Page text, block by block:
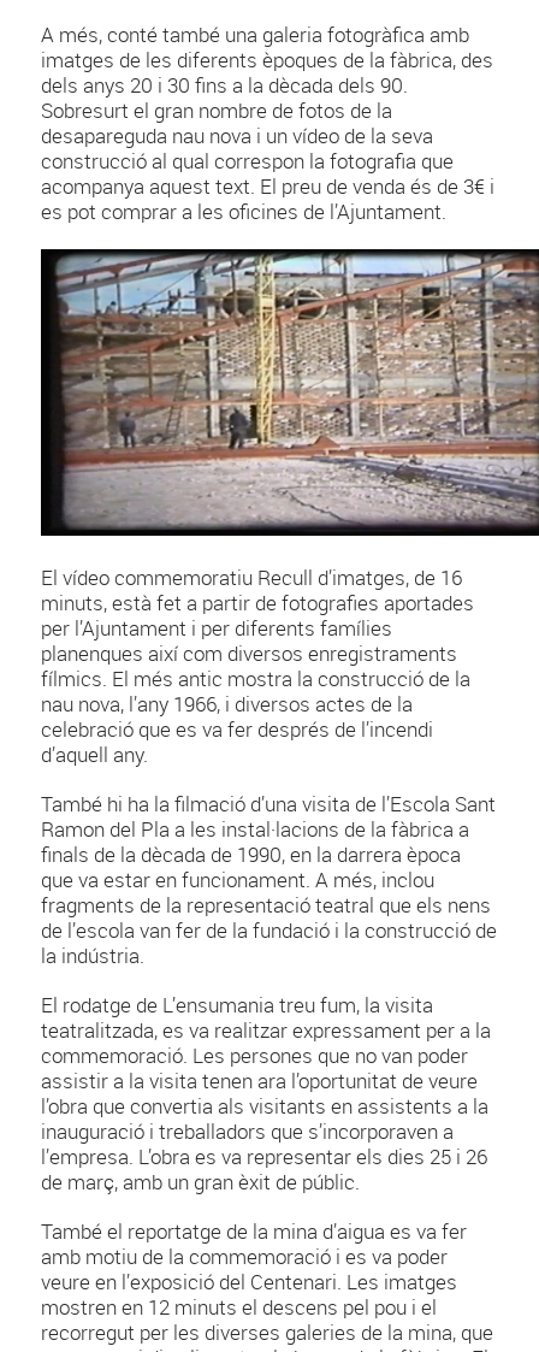
A més, conté també una galeria fotogràfica amb
imatges de les diferents èpoques de la fàbrica, des
dels anys 20 i 30 fins a la dècada dels 90.
Sobresurt el gran nombre de fotos de la
desapareguda nau nova i un vídeo de la seva
construcció al qual correspon la fotografia que
acompanya aquest text. El preu de venda és de 3€ i
es pot comprar a les oficines de l’Ajuntament.
El vídeo commemoratiu Recull d’imatges, de 16
minuts, està fet a partir de fotografies aportades
per l’Ajuntament i per diferents famílies
planenques així com diversos enregistraments
fílmics. El més antic mostra la construcció de la
nau nova, l’any 1966, i diversos actes de la
celebració que es va fer després de l’incendi
d’aquell any.
També hi ha la filmació d’una visita de l’Escola Sant
Ramon del Pla a les instal·lacions de la fàbrica a
finals de la dècada de 1990, en la darrera època
que va estar en funcionament. A més, inclou
fragments de la representació teatral que els nens
de l’escola van fer de la fundació i la construcció de
la indústria.
El rodatge de L’ensumania treu fum, la visita
teatralitzada, es va realitzar expressament per a la
commemoració. Les persones que no van poder
assistir a la visita tenen ara l’oportunitat de veure
l’obra que convertia als visitants en assistents a la
inauguració i treballadors que s’incorporaven a
l’empresa. L’obra es va representar els dies 25 i 26
de març, amb un gran èxit de públic.
També el reportatge de la mina d’aigua es va fer
amb motiu de la commemoració i es va poder
veure en l’exposició del Centenari. Les imatges
mostren en 12 minuts el descens pel pou i el
recorregut per les diverses galeries de la mina, que